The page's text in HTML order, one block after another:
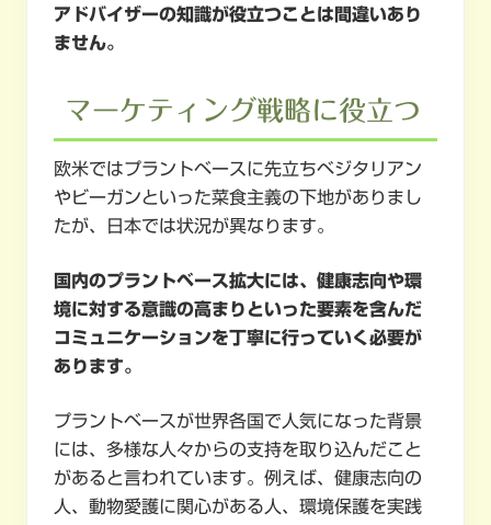
アドバイザーの知識が役立つことは間違いあり
ません。
マーケティング戦略に役立つ
欧米ではプラントベースに先立ちベジタリアン
やビーガンといった菜食主義の下地がありまし
たが、日本では状況が異なります。
国内のプラントベース拡大には、健康志向や環
境に対する意識の高まりといった要素を含んだ
コミュニケーションを丁寧に行っていく必要が
あります。
プラントベースが世界各国で人気になった背景
には、多様な人々からの支持を取り込んだこと
があると言われています。例えば、健康志向の
人、動物愛護に関心がある人、環境保護を実践